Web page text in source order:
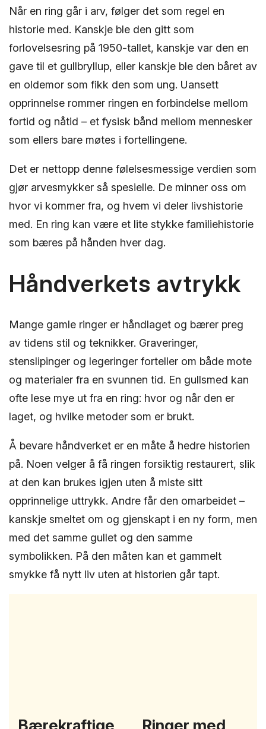
Når en ring går i arv, følger det som regel en
historie med. Kanskje ble den gitt som
forlovelsesring på 1950-tallet, kanskje var den en
gave til et gullbryllup, eller kanskje ble den båret av
en oldemor som fikk den som ung. Uansett
opprinnelse rommer ringen en forbindelse mellom
fortid og nåtid – et fysisk bånd mellom mennesker
som ellers bare møtes i fortellingene.
Det er nettopp denne følelsesmessige verdien som
gjør arvesmykker så spesielle. De minner oss om
hvor vi kommer fra, og hvem vi deler livshistorie
med. En ring kan være et lite stykke familiehistorie
som bæres på hånden hver dag.
Håndverkets avtrykk
Mange gamle ringer er håndlaget og bærer preg
av tidens stil og teknikker. Graveringer,
stenslipinger og legeringer forteller om både mote
og materialer fra en svunnen tid. En gullsmed kan
ofte lese mye ut fra en ring: hvor og når den er
laget, og hvilke metoder som er brukt.
Å bevare håndverket er en måte å hedre historien
på. Noen velger å få ringen forsiktig restaurert, slik
at den kan brukes igjen uten å miste sitt
opprinnelige uttrykk. Andre får den omarbeidet –
kanskje smeltet om og gjenskapt i en ny form, men
med det samme gullet og den samme
symbolikken. På den måten kan et gammelt
smykke få nytt liv uten at historien går tapt.
Bærekraftige Ringer med